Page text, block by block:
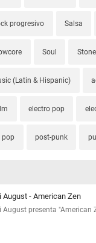
progresivo Salsa
Soul
(Latin & Hispanic)
electro pop
pop post-punk
August - American Zen
August presenta "American